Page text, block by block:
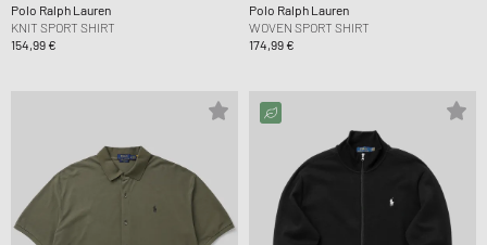
Polo Ralph Lauren
KNIT SPORT SHIRT
154,99 €
Polo Ralph Lauren
WOVEN SPORT SHIRT
174,99 €